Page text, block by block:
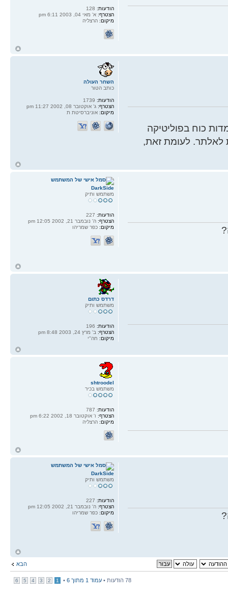
הודעות:128
הצטרף:א' מאי 04, 2003 6:11 pm
מיקום:הרצליה
כוח בפוליטיקה
לאלתר. לעומת זאת,
השחר העולה
כותב הטור
הודעות:
הצטרף: ג' אוקטובר 08, 2002 11:27 pm
מיקום: אוניברסיטת ת
DarkSide
משתמש ותיק
הודעות:227
הצטרף:ה' נובמבר 21, 2002 12:05 pm
מיקום:כפר שמריהו
דרדס כתום
משתמש ותיק
הודעות:
הצטרף: ב' מרץ 24, 2003 8:48 pm
מיקום: חה"י
shtroodel
משתמש בכיר
הודעות:787
הצטרף:ו' אוקטובר 18, 2002 6:22 pm
מיקום:הרצליה
DarkSide
משתמש ותיק
הודעות:
הצטרף: ה' נובמבר 21, 2002 12:05 pm
מיקום: כפר שמריהו
הבא
78 הודעות • עמוד 1 מתוך 6
•
1
2
3
4
5
6